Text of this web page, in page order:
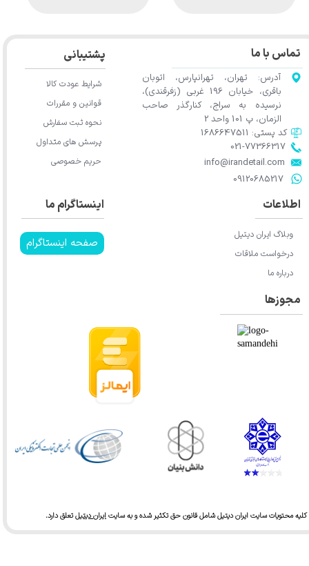
محتویات سایت ایران دیتیل شامل قانون حق تکثیر شده و به سایتایران دیتیلتعلق دارد.​​​​​​​
تماس با ما
آدرس: تهران، تهرانپارس، اتوبان
باقری، خیابان 196 غربی (زفرقندی)،
نرسیده به سراج، کنارگذر صاحب
الزمان، پ 101 واحد 2
​​​​​​​info@irandetail.com
021-77366317​​​​​​​​​​​​​​​​​​​​​
​​​​​​​09120685217​​​​​​​
کد پستی: 1686647511
اینستاگرام ما
صفحه اینستاگرام
اطلاعات
وبلاگ ایران دیتیل
درخواست ملاقات
درباره ما
پشتیبانی
شرایط عودت کالا
قوانین و مقررات
نحوه ثبت سفارش
پرسش های متداول
حریم خصوصی
مجوزها